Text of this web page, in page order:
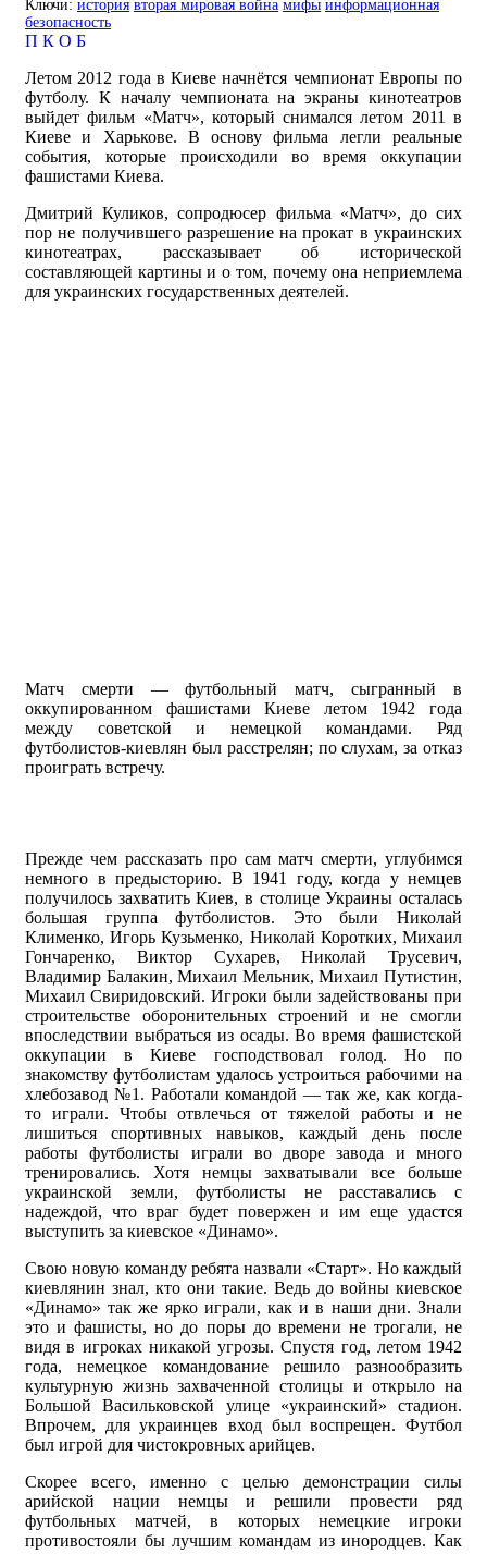
Ключи: история вторая мировая война мифы информационная
безопасность
П К О Б
Летом 2012 года в Киеве начнётся чемпионат Европы по
футболу. К началу чемпионата на экраны кинотеатров
выйдет фильм «Матч», который снимался летом 2011 в
Киеве и Харькове. В основу фильма легли реальные
события, которые происходили во время оккупации
фашистами Киева.
Дмитрий Куликов, сопродюсер фильма «Матч», до сих
пор не получившего разрешение на прокат в украинских
кинотеатрах, рассказывает об исторической
составляющей картины и о том, почему она неприемлема
для украинских государственных деятелей.
Матч смерти — футбольный матч, сыгранный в
оккупированном фашистами Киеве летом 1942 года
между советской и немецкой командами. Ряд
футболистов-киевлян был расстрелян; по слухам, за отказ
проиграть встречу.
Прежде чем рассказать про сам матч смерти, углубимся
немного в предысторию. В 1941 году, когда у немцев
получилось захватить Киев, в столице Украины осталась
большая группа футболистов. Это были Николай
Клименко, Игорь Кузьменко, Николай Коротких, Михаил
Гончаренко, Виктор Сухарев, Николай Трусевич,
Владимир Балакин, Михаил Мельник, Михаил Путистин,
Михаил Свиридовский. Игроки были задействованы при
строительстве оборонительных строений и не смогли
впоследствии выбраться из осады. Во время фашистской
оккупации в Киеве господствовал голод. Но по
знакомству футболистам удалось устроиться рабочими на
хлебозавод №1. Работали командой — так же, как когда-
то играли. Чтобы отвлечься от тяжелой работы и не
лишиться спортивных навыков, каждый день после
работы футболисты играли во дворе завода и много
тренировались. Хотя немцы захватывали все больше
украинской земли, футболисты не расставались с
надеждой, что враг будет повержен и им еще удастся
выступить за киевское «Динамо».
Свою новую команду ребята назвали «Старт». Но каждый
киевлянин знал, кто они такие. Ведь до войны киевское
«Динамо» так же ярко играли, как и в наши дни. Знали
это и фашисты, но до поры до времени не трогали, не
видя в игроках никакой угрозы. Спустя год, летом 1942
года, немецкое командование решило разнообразить
культурную жизнь захваченной столицы и открыло на
Большой Васильковской улице «украинский» стадион.
Впрочем, для украинцев вход был воспрещен. Футбол
был игрой для чистокровных арийцев.
Скорее всего, именно с целью демонстрации силы
арийской нации немцы и решили провести ряд
футбольных матчей, в которых немецкие игроки
противостояли бы лучшим командам из инородцев. Как